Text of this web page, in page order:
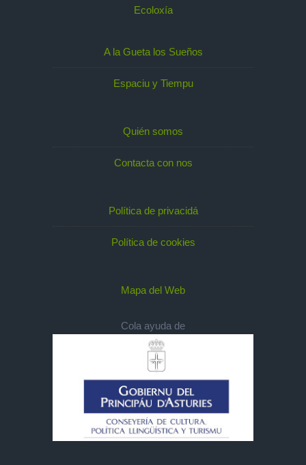
Ecoloxía
A la Gueta los Sueños
Espaciu y Tiempu
Quién somos
Contacta con nos
Política de privacidá
Política de cookies
Mapa del Web
Cola ayuda de